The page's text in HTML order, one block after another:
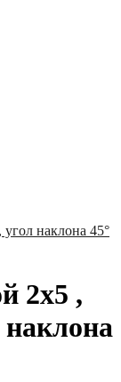
наклона 45°
2х5 ,